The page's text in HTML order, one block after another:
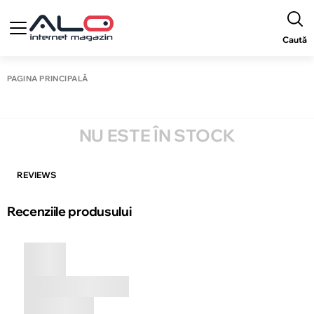
Caută
PAGINA PRINCIPALĂ
NU ESTE ÎN STOCK
REVIEWS
Recenziile produsului